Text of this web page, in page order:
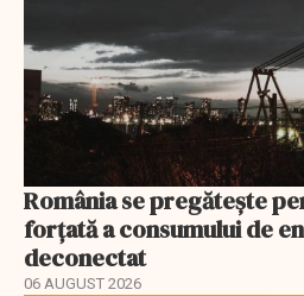
România se pregătește
forțată a consumului de
deconectat
06 AUGUST 2026